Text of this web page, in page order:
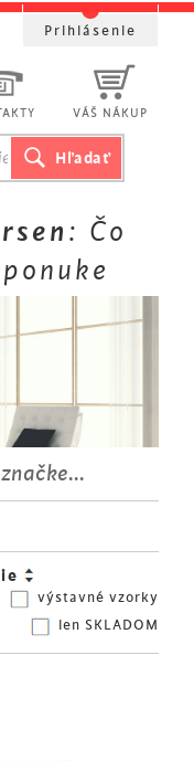
: Čo
výstavné vzorky
len SKLADOM
VÁŠ NÁKUP
Prihlásenie